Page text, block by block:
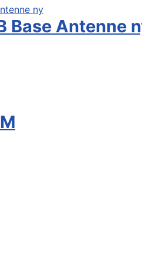
Base Antenne